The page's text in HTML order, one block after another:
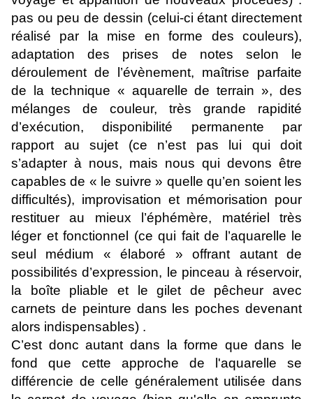
pas ou peu de dessin (celui-ci étant directement
réalisé par la mise en forme des couleurs),
adaptation des prises de notes selon le
déroulement de l’évènement, maîtrise parfaite
de la technique « aquarelle de terrain », des
mélanges de couleur, très grande rapidité
d’exécution, disponibilité permanente par
rapport au sujet (ce n’est pas lui qui doit
s’adapter à nous, mais nous qui devons être
capables de « le suivre » quelle qu’en soient les
difficultés), improvisation et mémorisation pour
restituer au mieux l’éphémère, matériel très
léger et fonctionnel (ce qui fait de l’aquarelle le
seul médium « élaboré » offrant autant de
possibilités d’expression, le pinceau à réservoir,
la boîte pliable et le gilet de pêcheur avec
carnets de peinture dans les poches devenant
alors indispensables) .
C’est donc autant dans la forme que dans le
fond que cette approche de l'aquarelle se
différencie de celle généralement utilisée dans